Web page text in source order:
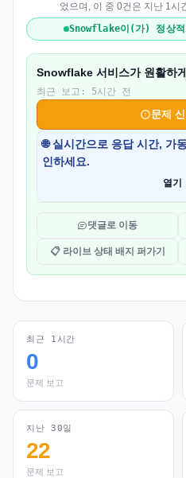
었으며, 이 중 0건은 지난 1시
Snowflake이(가) 정상적
Snowflake 서비스가 원활하
최근 보고: 5시간 전
문제 신
🌐 실시간으로 응답 시간, 가
인하세요.
열기
댓글로 이동
📋 라이브 상태 배지 퍼가기
최근 1시간
0
문제 보고
지난 30일
22
문제 보고